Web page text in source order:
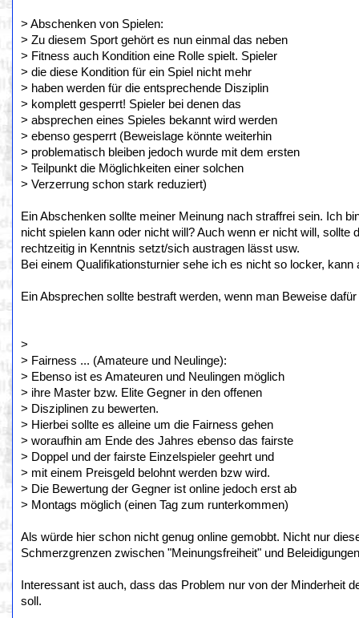
> Abschenken von Spielen:
> Zu diesem Sport gehört es nun einmal das neben
> Fitness auch Kondition eine Rolle spielt. Spieler
> die diese Kondition für ein Spiel nicht mehr
> haben werden für die entsprechende Disziplin
> komplett gesperrt! Spieler bei denen das
> absprechen eines Spieles bekannt wird werden
> ebenso gesperrt (Beweislage könnte weiterhin
> problematisch bleiben jedoch wurde mit dem ersten
> Teilpunkt die Möglichkeiten einer solchen
> Verzerrung schon stark reduziert)
Ein Abschenken sollte meiner Meinung nach straffrei sein. Ich
nicht spielen kann oder nicht will? Auch wenn er nicht will,
rechtzeitig in Kenntnis setzt/sich austragen lässt usw.
Bei einem Qualifikationsturnier sehe ich es nicht so locker,
Ein Absprechen sollte bestraft werden, wenn man Beweise
>
> Fairness ... (Amateure und Neulinge):
> Ebenso ist es Amateuren und Neulingen möglich
> ihre Master bzw. Elite Gegner in den offenen
> Disziplinen zu bewerten.
> Hierbei sollte es alleine um die Fairness gehen
> woraufhin am Ende des Jahres ebenso das fairste
> Doppel und der fairste Einzelspieler geehrt und
> mit einem Preisgeld belohnt werden bzw wird.
> Die Bewertung der Gegner ist online jedoch erst ab
> Montags möglich (einen Tag zum runterkommen)
Als würde hier schon nicht genug online gemobbt. Nicht nur
Schmerzgrenzen zwischen "Meinungsfreiheit" und
Interessant ist auch, dass das Problem nur von der Minderheit
soll.